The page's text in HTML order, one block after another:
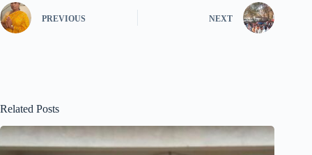
PREVIOUS NEXT
Related Posts